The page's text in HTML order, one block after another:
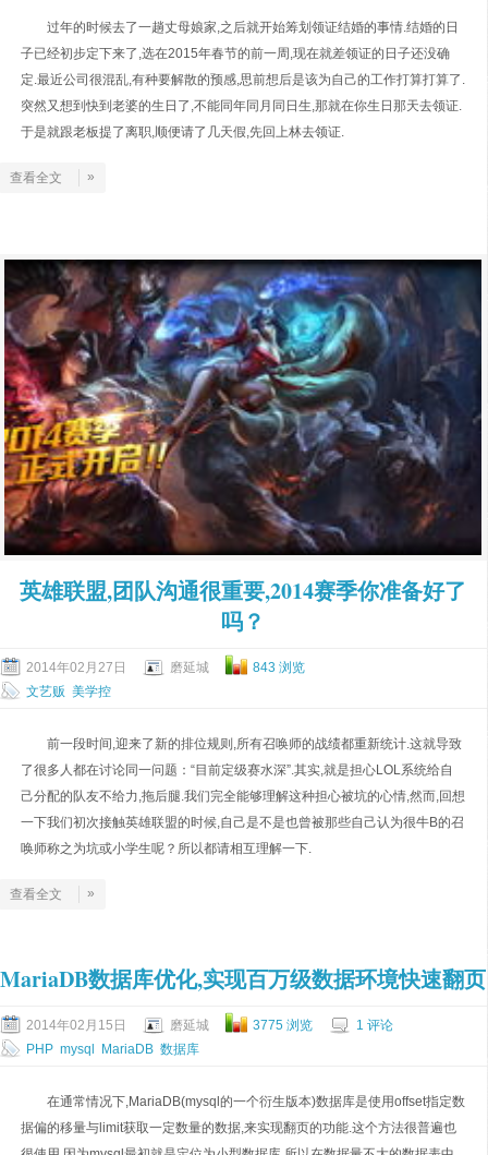
过年的时候去了一趟丈母娘家,之后就开始筹划领证结婚的事情.结婚的日
子已经初步定下来了,选在2015年春节的前一周,现在就差领证的日子还没确
定.最近公司很混乱,有种要解散的预感,思前想后是该为自己的工作打算打算了.
突然又想到快到老婆的生日了,不能同年同月同日生,那就在你生日那天去领证.
于是就跟老板提了离职,顺便请了几天假,先回上林去领证.
查看全文 »
英雄联盟,团队沟通很重要,2014赛季你准备好了
吗？
2014年02月27日 磨延城
843 浏览
文艺贩 美学控
前一段时间,迎来了新的排位规则,所有召唤师的战绩都重新统计.这就导致
了很多人都在讨论同一问题：“目前定级赛水深”.其实,就是担心LOL系统给自
己分配的队友不给力,拖后腿.我们完全能够理解这种担心被坑的心情,然而,回想
一下我们初次接触英雄联盟的时候,自己是不是也曾被那些自己认为很牛B的召
唤师称之为坑或小学生呢？所以都请相互理解一下.
查看全文 »
MariaDB数据库优化,实现百万级数据环境快速翻页
2014年02月15日 磨延城 3775 浏览
1 评论
PHP mysql MariaDB 数据库
在通常情况下,MariaDB(mysql的一个衍生版本)数据库是使用offset指定数
据偏的移量与limit获取一定数量的数据,来实现翻页的功能.这个方法很普遍也